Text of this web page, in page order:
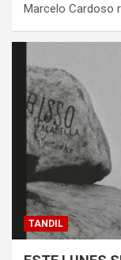
Marcelo Cardoso
TANDIL